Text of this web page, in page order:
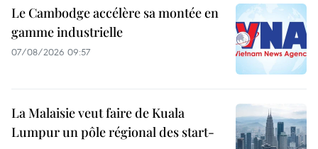
Le Cambodge accélère sa montée en
gamme industrielle
07/08/2026 09:57
La Malaisie veut faire de Kuala
Lumpur un pôle régional des start-